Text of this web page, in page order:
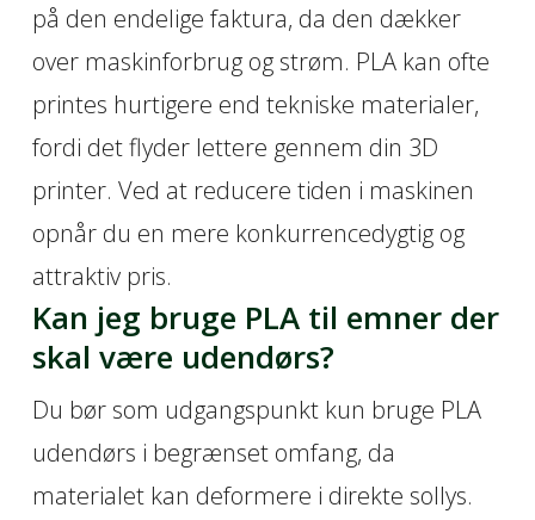
på den endelige faktura, da den dækker
over maskinforbrug og strøm. PLA kan ofte
printes hurtigere end tekniske materialer,
fordi det flyder lettere gennem din 3D
printer. Ved at reducere tiden i maskinen
opnår du en mere konkurrencedygtig og
attraktiv pris.
Kan jeg bruge PLA til emner der
skal være udendørs?
Du bør som udgangspunkt kun bruge PLA
udendørs i begrænset omfang, da
materialet kan deformere i direkte sollys.